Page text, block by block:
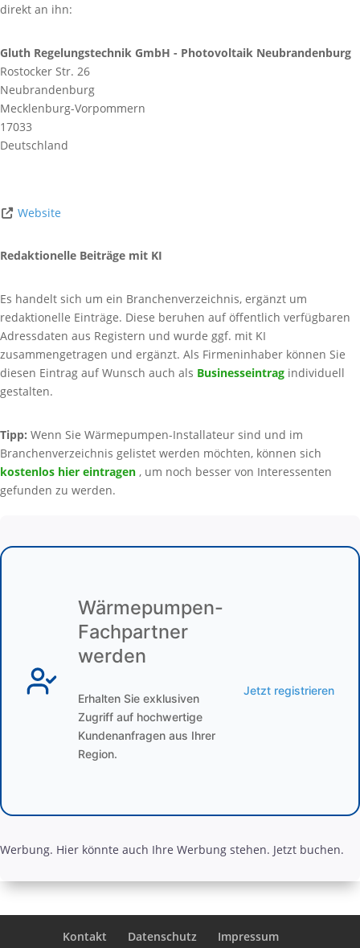
direkt an ihn:
Gluth Regelungstechnik GmbH - Photovoltaik Neubrandenburg
Rostocker Str. 26
Neubrandenburg
Mecklenburg-Vorpommern
17033
Deutschland
Website
Redaktionelle Beiträge mit KI
Es handelt sich um ein Branchenverzeichnis, ergänzt um
redaktionelle Einträge. Diese beruhen auf öffentlich verfügbaren
Adressdaten aus Registern und wurde ggf. mit KI
zusammengetragen und ergänzt. Als Firmeninhaber können Sie
diesen Eintrag auf Wunsch auch als Businesseintrag individuell
gestalten.
Tipp: Wenn Sie Wärmepumpen-Installateur sind und im
Branchenverzeichnis gelistet werden möchten, können sich
kostenlos hier eintragen , um noch besser von Interessenten
gefunden zu werden.
Wärmepumpen-
Fachpartner
werden
Erhalten Sie exklusiven
Zugriff auf hochwertige
Kundenanfragen aus Ihrer
Region.
Jetzt registrieren
Werbung. Hier könnte auch Ihre Werbung stehen. Jetzt buchen.
Kontakt Datenschutz
Impressum